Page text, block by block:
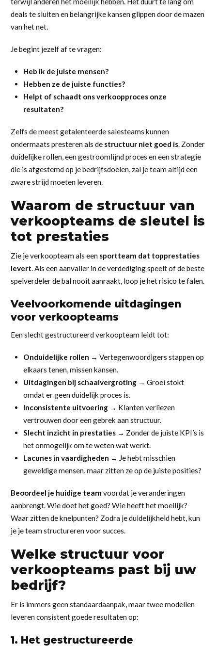
deals te sluiten en belangrijke kansen glippen door de mazen
van het net.
Je begint jezelf af te vragen:
Heb ik de juiste mensen?
Hebben ze de juiste functies?
Helpt of schaadt ons verkoopproces onze
resultaten?
Zelfs de meest getalenteerde salesteams kunnen
ondermaats presteren als de structuur niet goed is. Zonder
duidelijke rollen, een gestroomlijnd proces en een strategie
die is afgestemd op je bedrijfsdoelen, zal je team altijd een
zware strijd moeten leveren.
Waarom de structuur van
verkoopteams de sleutel is
tot prestaties
Zie je verkoopteam als een sportteam dat topprestaties
levert. Als een aanvaller in de verdediging speelt of de beste
spelverdeler de bal nooit aanraakt, loop je het risico te falen.
Veelvoorkomende uitdagingen
voor verkoopteams
Een slecht gestructureerd verkoopteam leidt tot:
Onduidelijke rollen → Vertegenwoordigers stappen op
elkaars tenen, missen kansen.
Uitdagingen bij schaalvergroting→ Groei stokt
omdat er geen duidelijk proces is.
Inconsistente uitvoering→ Klanten verliezen
vertrouwen door een gebrek aan structuur.
Slecht inzicht in prestaties→ Zonder de juiste KPI’s is
het onmogelijk om te weten wat werkt.
Lacunes in vaardigheden → Je hebt misschien
geweldige mensen, maar zitten ze op de juiste posities?
Beoordeel je huidige team voordat je veranderingen
aanbrengt. Wie doet het goed? Wie heeft het moeilijk?
Waar zitten de knelpunten? Zodra je duidelijkheid hebt, kun
je je team structureren voor succes.
Welke structuur voor
verkoopteams past bij uw
bedrijf?
Er is immers geen standaardaanpak, maar twee modellen
leveren consistent goede resultaten op:
1. Het gestructureerde